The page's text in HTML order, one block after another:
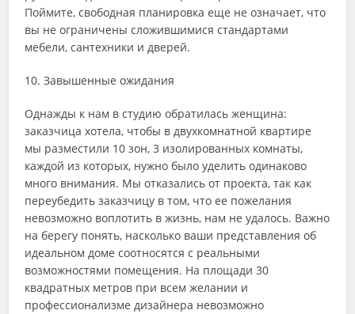
Поймите, свободная планировка еще не означает, что
вы не ограничены сложившимися стандартами
мебели, сантехники и дверей.
10. Завышенные ожидания
Однажды к нам в студию обратилась женщина:
заказчица хотела, чтобы в двухкомнатной квартире
мы разместили 10 зон, 3 изолированных комнаты,
каждой из которых, нужно было уделить одинаково
много внимания. Мы отказались от проекта, так как
переубедить заказчицу в том, что ее пожелания
невозможно воплотить в жизнь, нам не удалось. Важно
на берегу понять, насколько ваши представления об
идеальном доме соотносятся с реальными
возможностями помещения. На площади 30
квадратных метров при всем желании и
профессионализме дизайнера невозможно